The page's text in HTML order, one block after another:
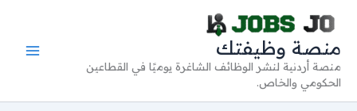
المحتوى
منصة وظيفتك
منصة أردنية لنشر الوظائف الشاغرة يوميًا في القطاعين
الحكومي والخاص.